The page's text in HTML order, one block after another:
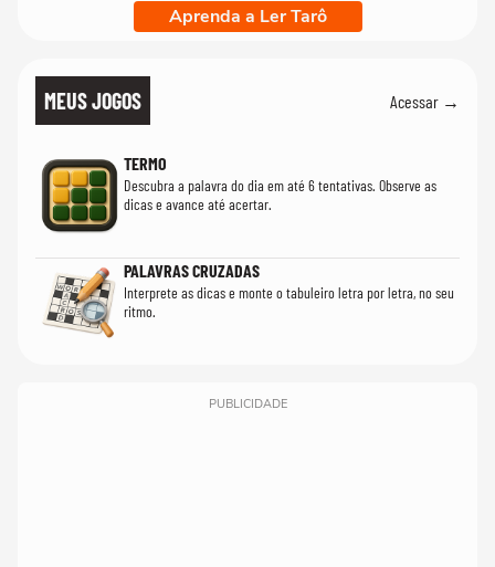
Aprenda a Ler Tarô
MEUS JOGOS Acessar →
TERMO
Descubra a palavra do dia em até 6 tentativas. Observe as
dicas e avance até acertar.
PALAVRAS CRUZADAS
Interprete as dicas e monte o tabuleiro letra por letra, no seu
ritmo.
PUBLICIDADE